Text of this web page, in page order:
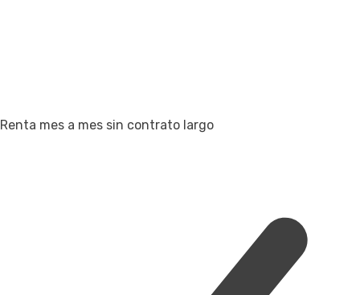
Renta mes a mes sin contrato largo